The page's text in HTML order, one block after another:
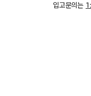
입고문의는